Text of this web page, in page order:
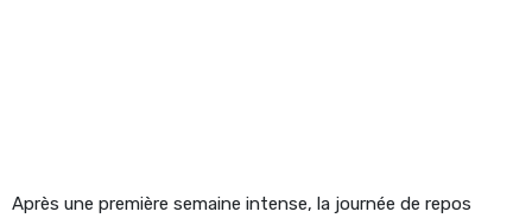
Après une première semaine intense, la journée de repos